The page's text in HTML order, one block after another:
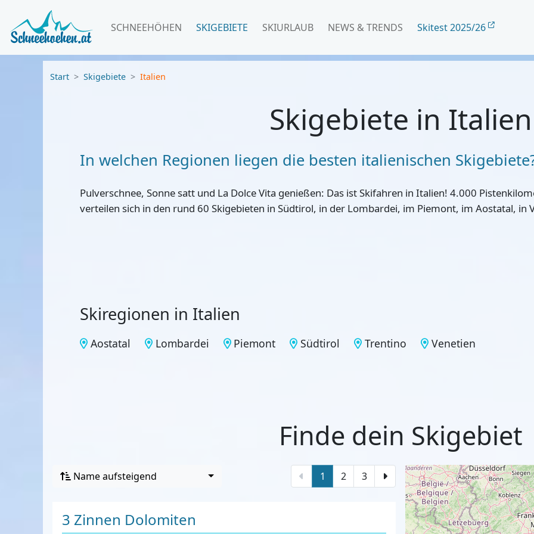
SCHNEEHÖHEN SKIGEBIETE SKIURLAUB NEWS & TRENDS Skitest 2025/26
Start Skigebiete Italien
Skigebiete in Italien
In welchen Regionen liegen die besten italienischen
Pulverschnee, Sonne satt und La Dolce Vita genießen: Das ist Skifahren in Italien! 4.000
verteilen sich in den rund 60 Skigebieten in Südtirol, in der Lombardei, im Piemont, im Aostatal, in
Skiregionen in Italien
Aostatal Lombardei Piemont Südtirol Trentino Venetien
Finde dein Skigebiet
Name aufsteigend 1 2 3
3 Zinnen Dolomiten